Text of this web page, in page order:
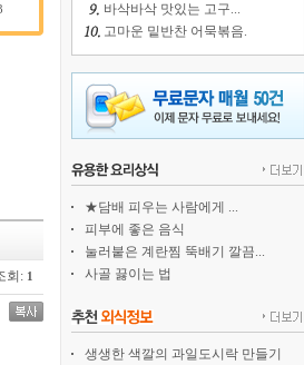
회: 1
바삭바삭 맛있는 고구...
고마운 밑반찬 어묵볶음.
★담배 피우는 사람에게 ...
피부에 좋은 음식
눌러붙은 계란찜 뚝배기 깔끔...
사골 끓이는 법
생생한 색깔의 과일도시락 만들기